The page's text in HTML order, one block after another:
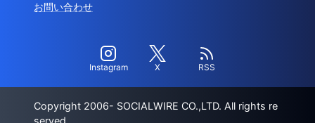
お問い合わせ
Instagram X RSS
Copyright 2006- SOCIALWIRE CO.,LTD. All rights re